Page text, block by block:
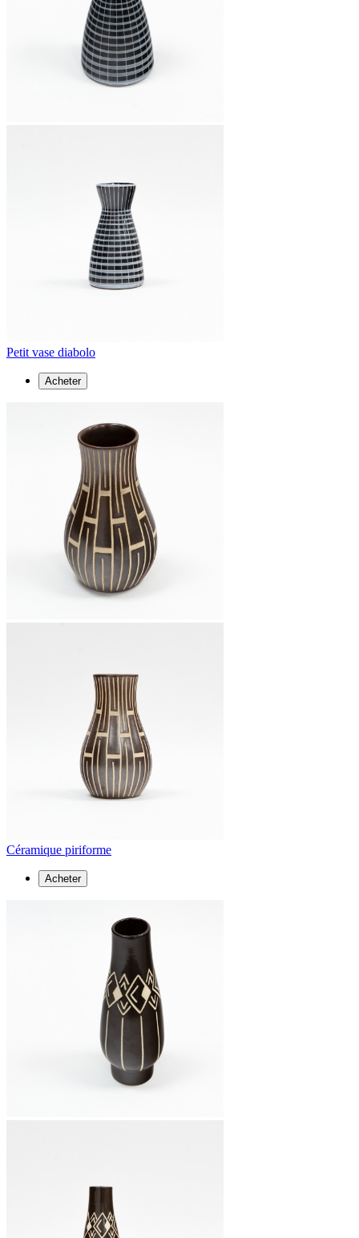
Petit vase diabolo
Acheter
Céramique piriforme
Acheter